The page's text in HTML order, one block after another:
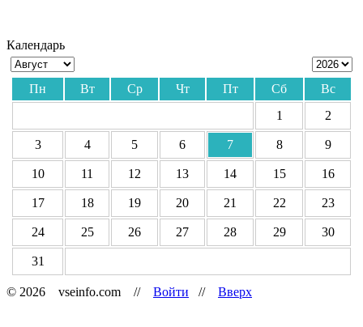
Календарь
Пн Вт Ср Чт Пт Сб
Вс
1
2
3 4 5 6 7 8 9
10 11 12 13 14 15 16
17 18 19 20 21 22 23
24 25 26 27 28 29 30
31
© 2026 vseinfo.com // Войти // Вверх